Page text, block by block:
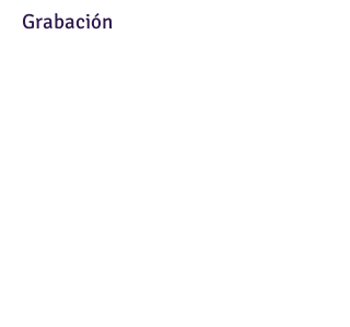
Grabación